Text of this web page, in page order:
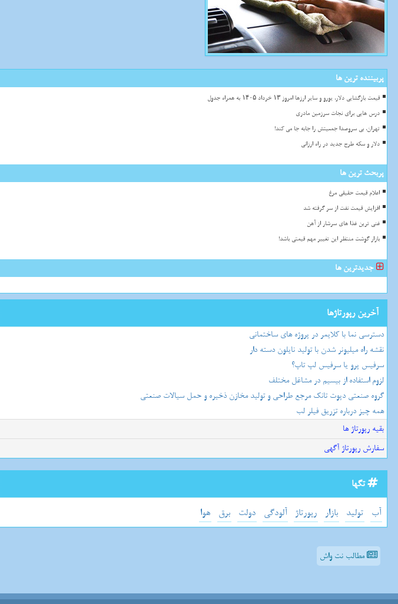
پربیننده ترین ها
قیمت بازگشایی دلار، یورو و سایر ارزها امروز ۱۳ خرداد ۱۴۰۵ به همراه جدول
درس هایی برای نجات سرزمین مادری
تهران، بی سروصدا جمعیتش را جابه جا می کند!
دلار و سکه طرح جدید در راه ارزانی
پربحث ترین ها
اعلام قیمت حقیقی مرغ
افزایش قیمت نفت از سر گرفته شد
غنی ترین غذا های سرشار از آهن
بازار گوشت منتظر این تغییر مهم قیمتی باشد!
جدیدترین ها
آخرین رپورتاژها
دسترسی نما با کلایمر در پروژه های ساختمانی
نقشه راه میلیونر شدن با تولید نایلون دسته دار
سرفیس پرو یا سرفیس لپ تاپ؟
لزوم استفاده از بیسیم در مشاغل مختلف
گروه صنعتی دپوت تانک مرجع طراحی و تولید مخازن ذخیره و حمل سیالات صنعتی
همه چیز درباره تزریق فیلر لب
بقیه رپورتاژ ها
سفارش رپورتاژ آگهی
تگها
آب تولید بازار رپورتاژ آلودگی دولت برق هوا
مطالب نت واش